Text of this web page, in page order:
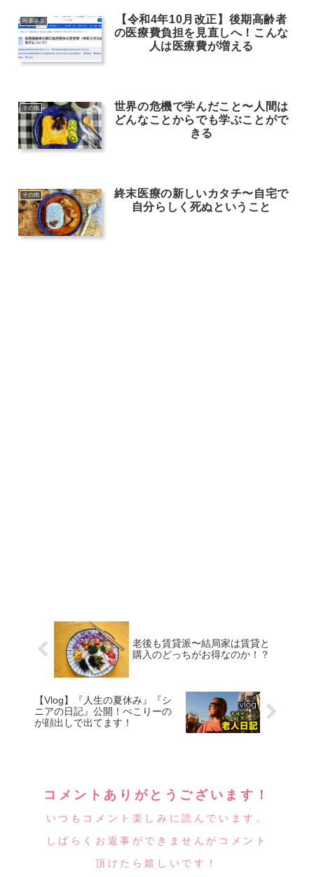
時事ネタ
【令和4年10月改正】後期高齢者
の医療費負担を見直しへ！こんな
人は医療費が増える
その他
世界の危機で学んだこと〜人間は
どんなことからでも学ぶことがで
きる
その他
終末医療の新しいカタチ〜自宅で
自分らしく死ぬということ
老後も賃貸派〜結局家は賃貸と
購入のどっちがお得なのか！？
【Vlog】『人生の夏休み』『シ
ニアの日記』公開！ぺこりーの
が顔出しで出てます！
コメントありがとうございます！
いつもコメント楽しみに読んでいます。
しばらくお返事ができませんがコメント
頂けたら嬉しいです！